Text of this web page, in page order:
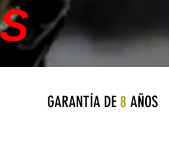
GARANTÍA DE 8 AÑOS